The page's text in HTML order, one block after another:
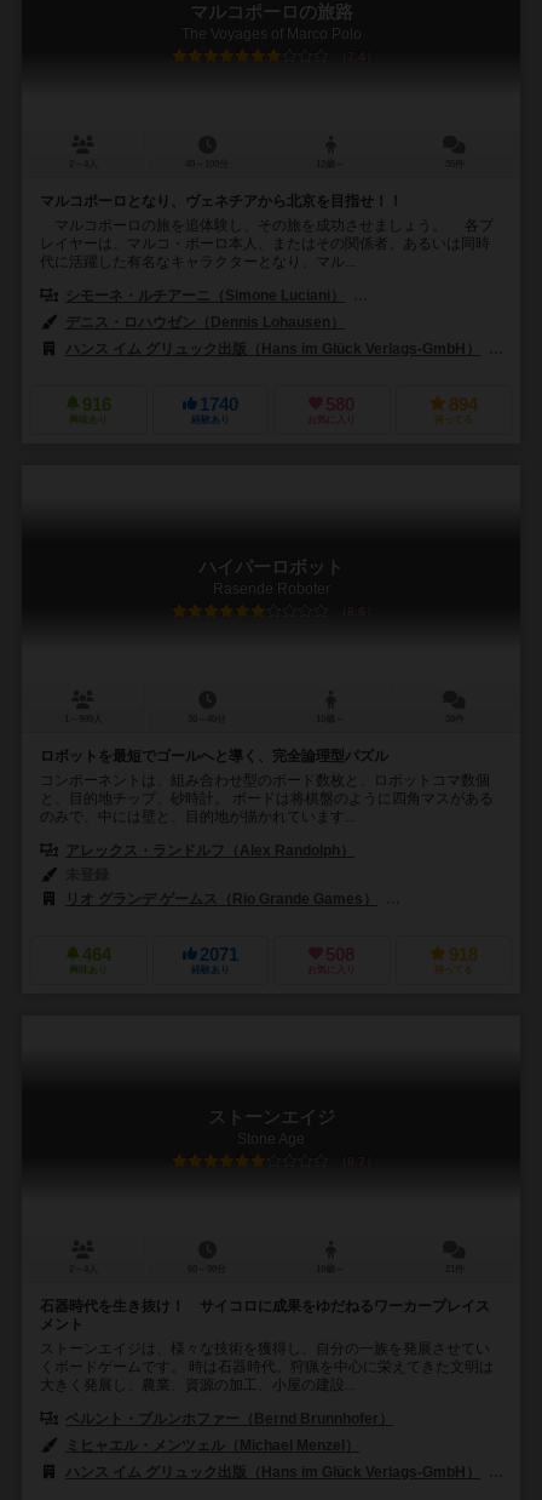
マルコポーロの旅路
The Voyages of Marco Polo
7.4
マルコポーロとなり、ヴェネチアから北京を目指せ！！
マルコポーロの旅を追体験し、その旅を成功させましょう。 各プ
レイヤーは、マルコ・ポーロ本人、またはその関係者、あるいは同時
代に活躍した有名なキャラクターとなり、マル...
シモーネ・ルチアーニ（Simone Luciani）
デニス・ロハウゼン（Dennis Lohausen）
ハンス イム グリュック出版（Hans im Glück Verlags-GmbH）
916
興味あり
1740
経験あり
580
お気に入り
894
持ってる
ハイパーロボット
Rasende Roboter
6.6
ロボットを最短でゴールへと導く、完全論理型パズル
コンポーネントは、組み合わせ型のボード数枚と、ロボットコマ数個
と、目的地チップ、砂時計。 ボードは将棋盤のように四角マスがある
のみで、中には壁と、目的地が描かれています...
アレックス・ランドルフ（Alex Randolph）
リオ グランデ ゲームス（Rio Grande Games）
464
興味あり
2071
経験あり
508
お気に入り
918
持ってる
ストーンエイジ
Stone Age
6.7
石器時代を生き抜け！ サイコロに成果をゆだねるワーカープレイス
メント
ストーンエイジは、様々な技術を獲得し、自分の一族を発展させてい
くボードゲームです。 時は石器時代。狩猟を中心に栄えてきた文明は
大きく発展し、農業、資源の加工、小屋の建設...
ベルント・ブルンホファー（Bernd Brunnhofer）
ミヒャエル・メンツェル（Michael Menzel）
ハンス イム グリュック出版（Hans im Glück Verlags-GmbH）